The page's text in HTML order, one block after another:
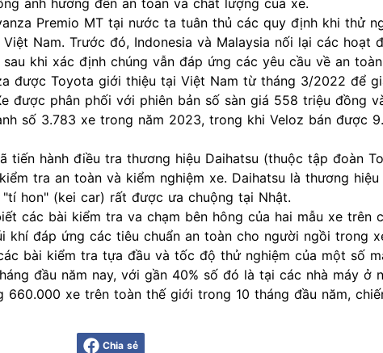
ảnh hưởng đến an toàn và chất lượng của xe.
Premio MT tại nước ta tuân thủ các quy định khi thử
Nam. Trước đó, Indonesia và Malaysia nối lại các hoạt
khi xác định chúng vẫn đáp ứng các yêu cầu về an
được Toyota giới thiệu tại Việt Nam từ tháng 3/2022 để
được phân phối với phiên bản số sàn giá 558 triệu đồng
số 3.783 xe trong năm 2023, trong khi Veloz bán được
tiến hành điều tra thương hiệu Daihatsu (thuộc tập đoàn
tra an toàn và kiểm nghiệm xe. Daihatsu là thương
hon" (kei car) rất được ưa chuộng tại Nhật.
các bài kiểm tra va chạm bên hông của hai mẫu xe trên
khí đáp ứng các tiêu chuẩn an toàn cho người ngồi trong
bài kiểm tra tựa đầu và tốc độ thử nghiệm của một số
đầu năm nay, với gần 40% số đó là tại các nhà máy ở
xe trên toàn thế giới trong 10 tháng đầu năm,
Chia sẻ